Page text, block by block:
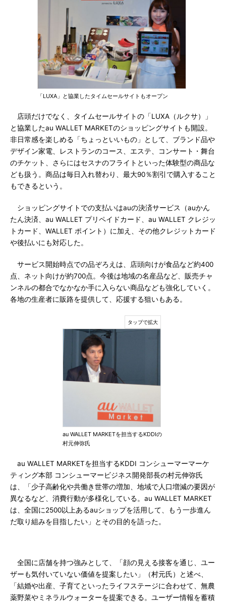
「LUXA」と協業したタイムセールサイトもオープン
店頭だけでなく、タイムセールサイトの「LUXA（ルクサ）」
と協業したau WALLET MARKETのショッピングサイトも開設。
非日常感を楽しめる「ちょっといいもの」として、ブランド品や
デザイン家電、レストランのコース、エステ、コンサート・舞台
のチケット、さらにはセスナのフライトといった体験型の商品な
ども扱う。商品は毎日入れ替わり、最大90％割引で購入すること
もできるという。
ショッピングサイトでの支払いはauの決済サービス（auかん
たん決済、au WALLET プリペイドカード、au WALLET クレジッ
トカード、WALLET ポイント）に加え、その他クレジットカード
や後払いにも対応した。
サービス開始時点での品ぞろえは、店頭向けが食品など約400
点、ネット向けが約700点。今後は地域の名産品など、販売チャ
ンネルの都合でなかなか手に入らない商品なども強化していく。
各地の生産者に販路を提供して、応援する狙いもある。
au WALLET MARKETを担当するKDDIの
村元伸弥氏
au WALLET MARKETを担当するKDDI コンシューマーマーケ
ティング本部 コンシューマービジネス開発部長の村元伸弥氏
は、「少子高齢化や共働き世帯の増加、地域で人口増減の要因が
異なるなど、消費行動が多様化している。au WALLET MARKET
は、全国に2500以上あるauショップを活用して、もう一歩進ん
だ取り組みを目指したい」とその目的を語った。
全国に店舗を持つ強みとして、「顔の見える接客を通じ、ユー
ザーも気付いていない価値を提案したい」（村元氏）と述べ、
「結婚や出産、子育てといったライフステージに合わせて、無農
薬野菜やミネラルウォーターを提案できる。ユーザー情報を蓄積